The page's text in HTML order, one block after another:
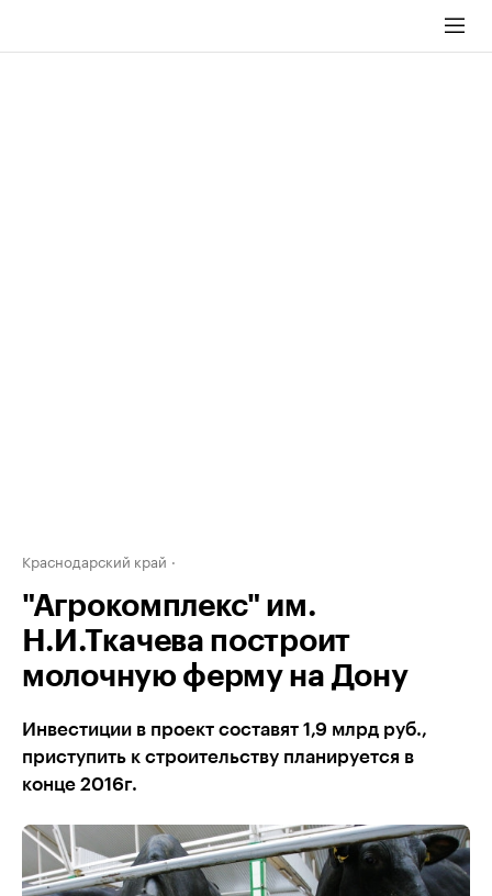
Краснодарский край
"Агрокомплекс" им.
Н.И.Ткачева построит
молочную ферму на Дону
Инвестиции в проект составят 1,9 млрд руб.,
приступить к строительству планируется в
конце 2016г.